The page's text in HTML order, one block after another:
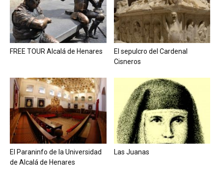
FREE TOUR Alcalá de Henares
El sepulcro del Cardenal
Cisneros
El Paraninfo de la Universidad
de Alcalá de Henares
Las Juanas